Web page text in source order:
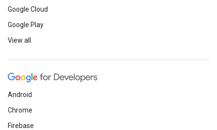
Google Cloud
Google Play
View all
Android
Chrome
Firebase